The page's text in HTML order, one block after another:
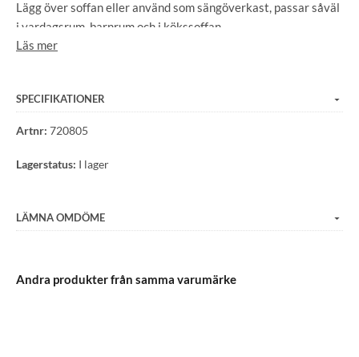
Lägg över soffan eller använd som sängöverkast, passar såväl
i vardagsrum, barnrum och i kökssoffan.
Filten är jacquardvävd och vävd av fin mjuk ull, 340 g/m2.
Material: 100% ull från Norge (vävd i Litauen) Tvättråd:
Läs mer
SPECIFIKATIONER
Artnr: 720805
Lagerstatus: I lager
LÄMNA OMDÖME
Andra produkter från samma varumärke